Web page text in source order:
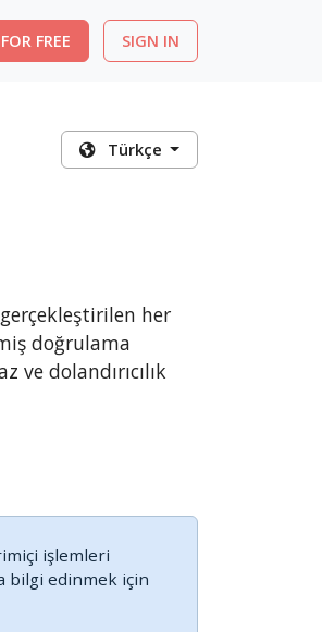
FREE SIGN IN
Türkçe
her
doğrulama
dolandırıcılık
işlemleri
bilgi edinmek için